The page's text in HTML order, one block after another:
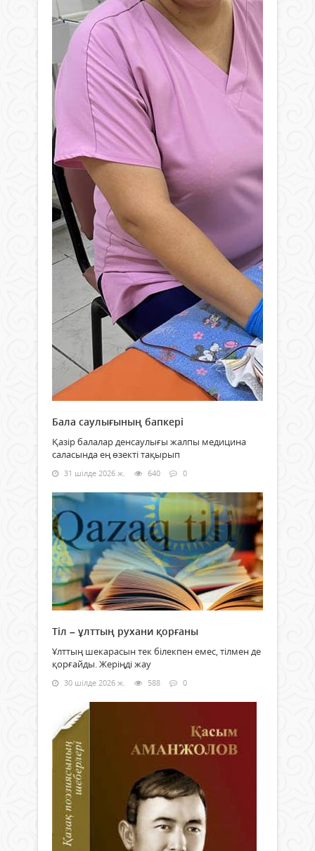
Бала саулығының бапкері
Қазір балалар денсаулығы жалпы медицина
саласында ең өзекті тақырып
31 шілде 2026 ж. 640 0
Тіл – ұлттың рухани қорғаны
Ұлттың шекарасын тек білекпен емес, тілмен де
қорғайды. Жеріңді жау
30 шілде 2026 ж. 588 0